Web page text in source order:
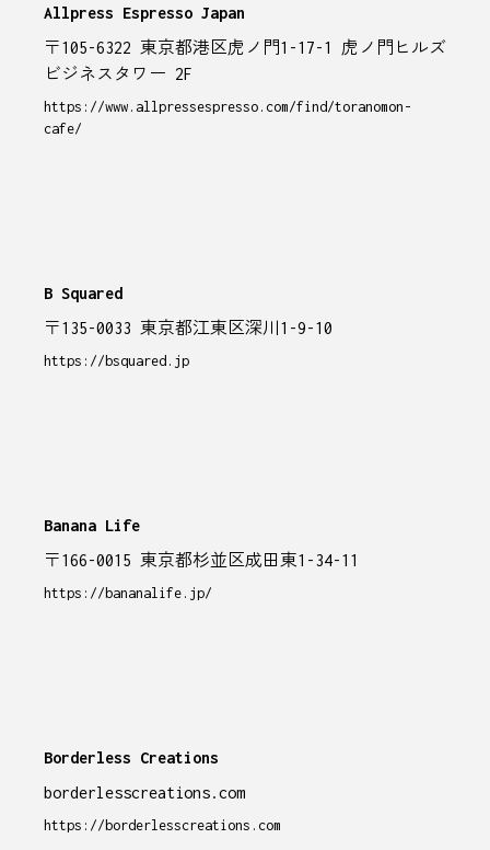
Allpress Espresso Japan
〒105-6322 東京都港区虎ノ門1-17-1 虎ノ門ヒルズ
ビジネスタワー 2F
https://www.allpressespresso.com/find/toranomon-
cafe/
B Squared
〒135-0033 東京都江東区深川1-9-10
https://bsquared.jp
Banana Life
〒166-0015 東京都杉並区成田東1-34-11
https://bananalife.jp/
Borderless Creations
borderlesscreations.com
https://borderlesscreations.com